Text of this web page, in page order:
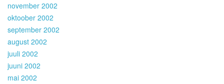
november 2002
oktoober 2002
september 2002
august 2002
juuli 2002
juuni 2002
mai 2002